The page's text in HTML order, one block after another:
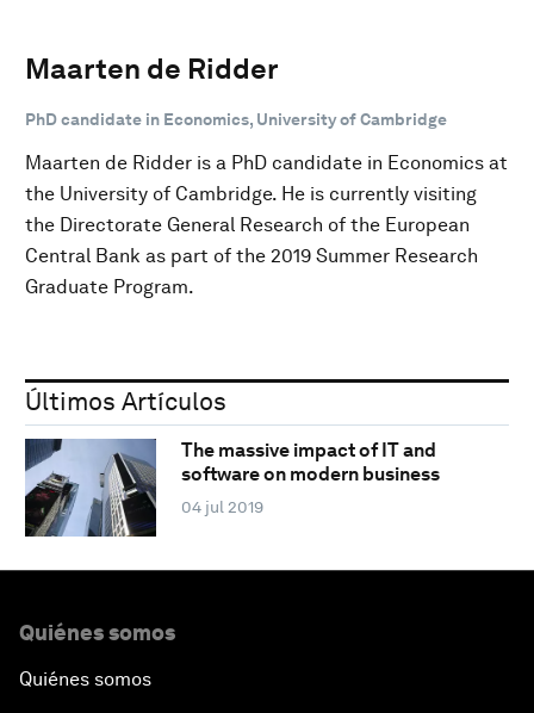
Maarten de Ridder
PhD candidate in Economics, University of Cambridge
Maarten de Ridder is a PhD candidate in Economics at
the University of Cambridge. He is currently visiting
the Directorate General Research of the European
Central Bank as part of the 2019 Summer Research
Graduate Program.
Últimos Artículos
The massive impact of IT and
software on modern business
04 jul 2019
Quiénes somos
Quiénes somos